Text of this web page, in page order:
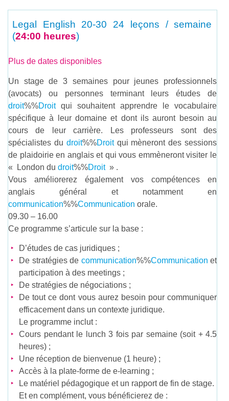
Legal English 20-30 24 leçons / semaine
(24:00 heures)
Plus de dates disponibles
Un stage de 3 semaines pour jeunes professionnels
(avocats) ou personnes terminant leurs études de
droit%%Droit qui souhaitent apprendre le vocabulaire
spécifique à leur domaine et dont ils auront besoin au
cours de leur carrière. Les professeurs sont des
spécialistes du droit%%Droitqui mèneront des sessions
de plaidoirie en anglais et qui vous emmèneront visiter le
« London du droit%%Droit» .
Vous améliorerez également vos compétences en
anglais général et notamment en
communication%%Communication orale.
09.30 – 16.00
Ce programme s’articule sur la base :
D’études de cas juridiques ;
De stratégies de communication%%Communication et
participation à des meetings ;
De stratégies de négociations ;
De tout ce dont vous aurez besoin pour communiquer
efficacement dans un contexte juridique.
Le programme inclut :
Cours pendant le lunch 3 fois par semaine (soit + 4.5
heures) ;
Une réception de bienvenue (1 heure) ;
Accès à la plate-forme de e-learning ;
Le matériel pédagogique et un rapport de fin de stage.
Et en complément, vous bénéficierez de :